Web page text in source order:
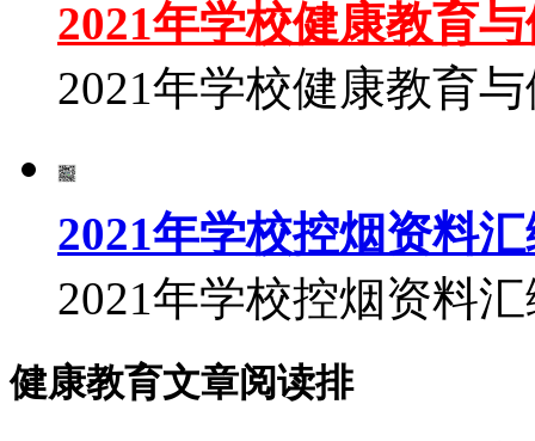
2021年学校健康教育
2021年学校健康教育
2021年学校控烟资料
2021年学校控烟资料
健康教育文章阅读排